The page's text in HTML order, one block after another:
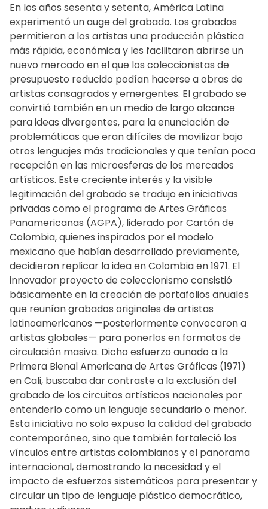
En los años sesenta y setenta, América Latina
experimentó un auge del grabado. Los grabados
permitieron a los artistas una producción plástica
más rápida, económica y les facilitaron abrirse un
nuevo mercado en el que los coleccionistas de
presupuesto reducido podían hacerse a obras de
artistas consagrados y emergentes. El grabado se
convirtió también en un medio de largo alcance
para ideas divergentes, para la enunciación de
problemáticas que eran difíciles de movilizar bajo
otros lenguajes más tradicionales y que tenían poca
recepción en las microesferas de los mercados
artísticos. Este creciente interés y la visible
legitimación del grabado se tradujo en iniciativas
privadas como el programa de Artes Gráficas
Panamericanas (AGPA), liderado por Cartón de
Colombia, quienes inspirados por el modelo
mexicano que habían desarrollado previamente,
decidieron replicar la idea en Colombia en 1971. El
innovador proyecto de coleccionismo consistió
básicamente en la creación de portafolios anuales
que reunían grabados originales de artistas
latinoamericanos —posteriormente convocaron a
artistas globales— para ponerlos en formatos de
circulación masiva. Dicho esfuerzo aunado a la
Primera Bienal Americana de Artes Gráficas (1971)
en Cali, buscaba dar contraste a la exclusión del
grabado de los circuitos artísticos nacionales por
entenderlo como un lenguaje secundario o menor.
Esta iniciativa no solo expuso la calidad del grabado
contemporáneo, sino que también fortaleció los
vínculos entre artistas colombianos y el panorama
internacional, demostrando la necesidad y el
impacto de esfuerzos sistemáticos para presentar y
circular un tipo de lenguaje plástico democrático,